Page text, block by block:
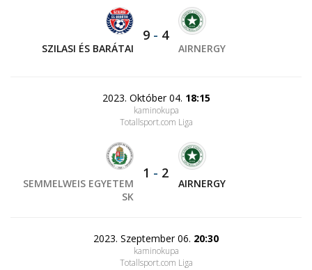
SZILASI ÉS BARÁTAI
9 - 4
AIRNERGY
2023. Október 04. 18:15
kaminokupa
Totallsport.com Liga
SEMMELWEIS EGYETEM
SK
1 - 2
AIRNERGY
2023. Szeptember 06. 20:30
kaminokupa
Totallsport.com Liga